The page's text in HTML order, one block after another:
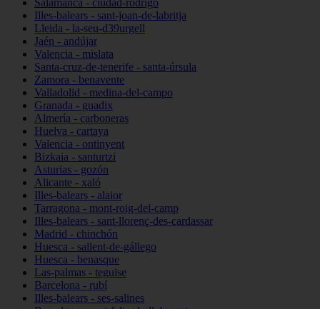
Salamanca - ciudad-rodrigo
Illes-balears - sant-joan-de-labritja
Lleida - la-seu-d39urgell
Jaén - andújar
Valencia - mislata
Santa-cruz-de-tenerife - santa-úrsula
Zamora - benavente
Valladolid - medina-del-campo
Granada - guadix
Almería - carboneras
Huelva - cartaya
Valencia - ontinyent
Bizkaia - santurtzi
Asturias - gozón
Alicante - xaló
Illes-balears - alaior
Tarragona - mont-roig-del-camp
Illes-balears - sant-llorenç-des-cardassar
Madrid - chinchón
Huesca - sallent-de-gállego
Huesca - benasque
Las-palmas - teguise
Barcelona - rubí
Illes-balears - ses-salines